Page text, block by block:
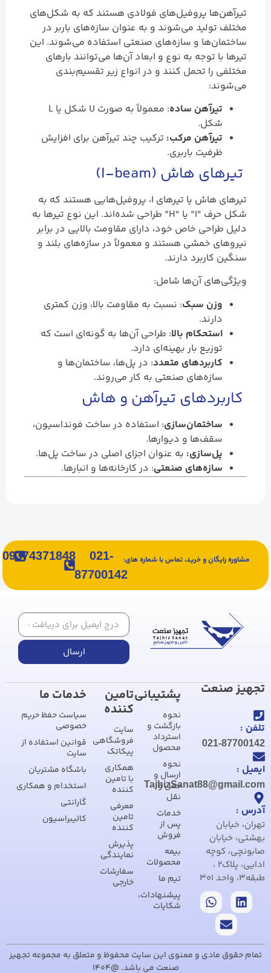
تیرآهن‌ها پروفیل‌های فولادی هستند که به شکل‌های
مختلف تولید می‌شوند و به عنوان سازه‌های باربر در
ساختمان‌ها و سازه‌های صنعتی استفاده می‌شوند. این
تیرها با توجه به نوع و ابعاد آن‌ها می‌توانند بارهای
مختلفی را تحمل کنند و در انواع زیر تقسیم‌بندی
می‌شوند:
تیرآهن ساده
: معمولاً به صورت U شکل یا L
شکل.
تیرآهن مرکب: ترکیب چند تیرآهن برای افزایش
ظرفیت باربری.
تیرهای هاش (I-beam)
تیرهای هاش یا تیرهای I، پروفیل‌هایی هستند که به
شکل حرف “I” یا “H” طراحی شده‌اند. این نوع تیرها به
دلیل طراحی خاص خود، دارای مقاومت بالایی در برابر
نیروهای خمشی هستند و معمولاً در سازه‌های بلند و
سنگین کاربرد دارند.
ویژگی‌های آن‌ها شامل:
وزن سبک: نسبت به مقاومت بالا، وزن کمتری
دارند.
استحکام بالا: طراحی آن‌ها به گونه‌ای است که
توزیع بار بهینه‌ای دارد.
کاربردهای متعدد: در پل‌ها، ساختمان‌ها و
سازه‌های صنعتی به کار می‌روند.
کاربردهای تیرآهن و هاش
ساختمان‌سازی: استفاده در ساخت فونداسیون،
سقف‌ها و دیوارها.
پل‌سازی: به عنوان اجزای اصلی در ساخت پل‌ها.
سازه‌های صنعتی: در کارخانه‌ها و انبارها.
مشاوره رایگان و خرید، تماس با شماره های:
021-
87700142
09374371848
ارسال
تجهیز صنعت
تلفن :
021-87700142
ایمیل :
TajhizSanat88@gmail.com
آدرس :
تهران، خیابان
بهشتی، خیابان
صابونچی، کوچه
ادایی، پلاک2 ،
طبقه3، واحد 301
پشتیبانی
نحوه
بازگشت و
استرداد
محصول
نحوه
ارسال و
حمل و
نقل
خدمات
پس از
فروش
بیمه
محصولات
تیم ما
پیشنهادات،
شکایات
تامین
کننده
سایت
فروشگاهی
پیکاتک
همکاری
با تامین
کننده
معرفی
تامین
کننده
پذیرش
نمایندگی
سفارشات
خارجی
خدمات ما
سیاست حفظ حریم
خصوصی
قوانین استفاده از
سایت
باشگاه مشتریان
استخدام و همکاری
گارانتی
کالیبراسیون
تمام حقوق مادی و معنوی این سایت محفوظ و متعلق به مجموعه تجهیز
صنعت می باشد. @1404